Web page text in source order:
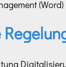
(Word)